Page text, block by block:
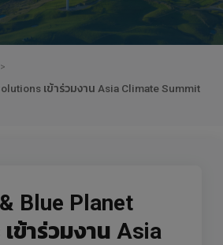
>
เข้าร่วมงาน Asia Climate Summit
Blue Planet
ข้าร่วมงาน Asia